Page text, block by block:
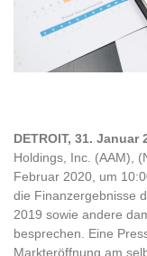
DETROIT, 31. Januar
Holdings, Inc. (AAM),
Februar 2020, um
die Finanzergebnisse
2019 sowie andere
besprechen. Eine
Markteröffnung am